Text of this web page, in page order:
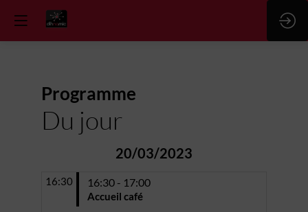
Programme
Du jour
20/03/2023
16:30 16:30 - 17:00
Accueil café